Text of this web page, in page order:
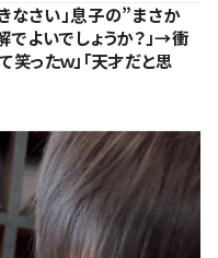
なさい」息子の”まさか
よいでしょうか？」→衝
ったｗ」「天才だと思